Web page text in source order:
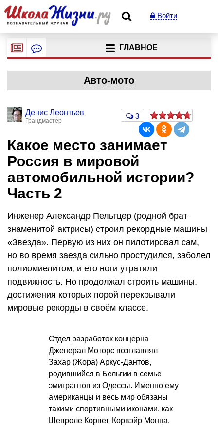
Войти
ГЛАВНОЕ
Авто-мото
Денис Леонтьев
Грандмастер
3
Какое место занимает
Россия в мировой
автомобильной истории?
Часть 2
Инженер Александр Пельтцер (родной брат
знаменитой актрисы) строил рекордные машины
«Звезда». Первую из них он пилотировал сам,
но во время заезда сильно простудился, заболел
полиомиелитом, и его ноги утратили
подвижность. Но продолжал строить машины,
достижения которых порой перекрывали
мировые рекорды в своём классе.
Отдел разработок концерна
Дженерал Моторс возглавлял
Захар (Жора) Аркус-Дантов,
родившийся в Бельгии в семье
эмигрантов из Одессы. Именно ему
американцы и весь мир обязаны
такими спортивными иконами, как
Шевроле Корвет, Корвэйр Монца,